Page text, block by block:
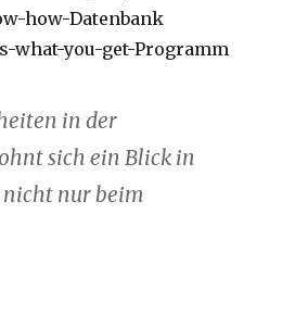
how-Datenbank
what-you-get-Programm
in der
sich ein Blick in
nur beim